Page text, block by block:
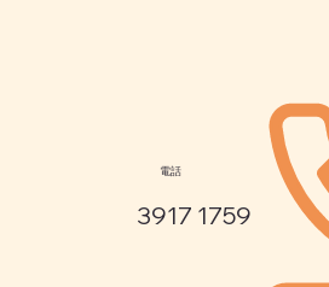
3917 1759
電話